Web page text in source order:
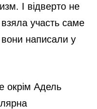
І відверто не
участь саме
вони написали у
окрім Адель